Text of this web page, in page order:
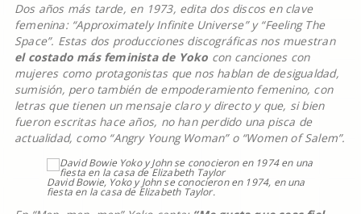
Dos años más tarde, en 1973, edita dos discos en clave
femenina: “Approximately Infinite Universe” y “Feeling The
Space”. Estas dos producciones discográficas nos muestran
el costado más feminista de Yoko con canciones con
mujeres como protagonistas que nos hablan de desigualdad,
sumisión, pero también de empoderamiento femenino, con
letras que tienen un mensaje claro y directo y que, si bien
fueron escritas hace años, no han perdido una pisca de
actualidad, como “Angry Young Woman” o “Women of Salem”.
David Bowie, Yoko y John se conocieron en 1974, en una
fiesta en la casa de Elizabeth Taylor.